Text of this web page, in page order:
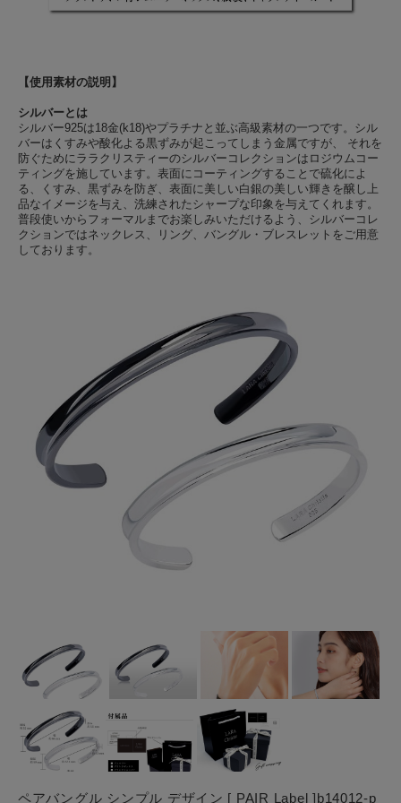
【使用素材の説明】
シルバーとは
シルバー925は18金(k18)やプラチナと並ぶ高級素材の一つです。シル
バーはくすみや酸化よる黒ずみが起こってしまう金属ですが、 それを
防ぐためにララクリスティーのシルバーコレクションはロジウムコー
ティングを施しています。表面にコーティングすることで硫化によ
る、くすみ、黒ずみを防ぎ、表面に美しい白銀の美しい輝きを醸し上
品なイメージを与え、洗練されたシャープな印象を与えてくれます。
普段使いからフォーマルまでお楽しみいただけるよう、シルバーコレ
クションではネックレス、リング、バングル・ブレスレットをご用意
しております。
ペアバングル シンプル デザイン [ PAIR Label ]b14012-p